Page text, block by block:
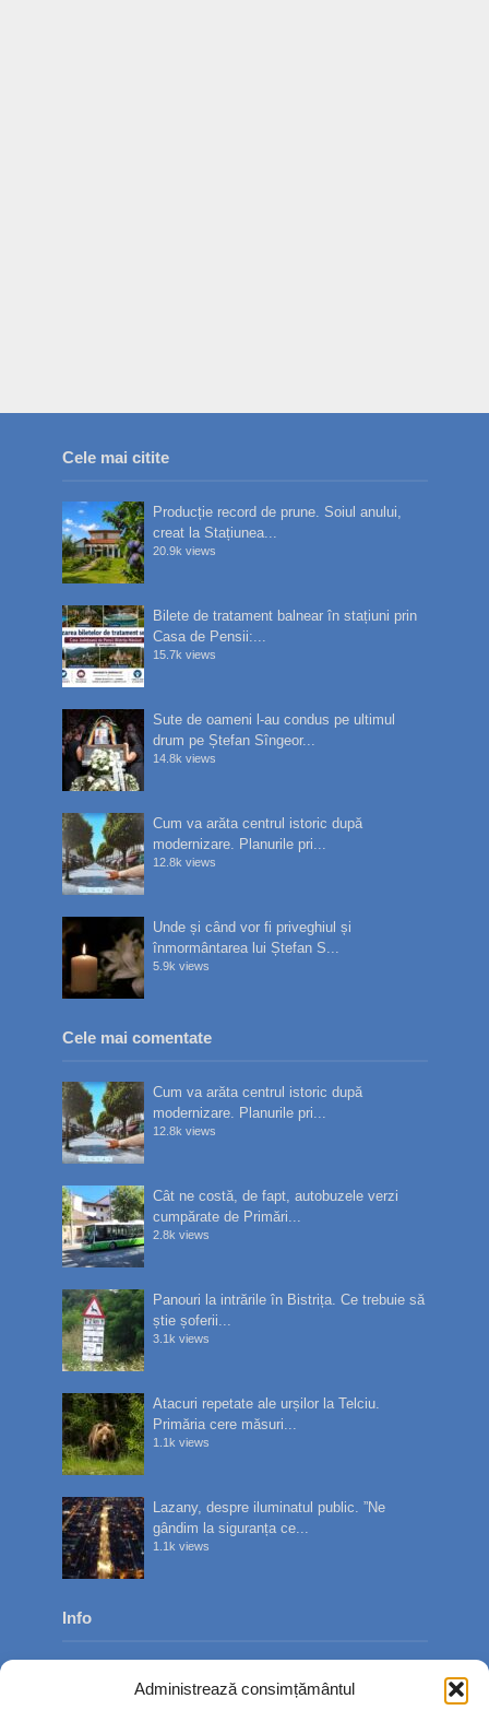
Administrează consimțământul
Cele mai citite
Producție record de prune. Soiul anului,
creat la Stațiunea...
20.9k views
Bilete de tratament balnear în stațiuni prin
Casa de Pensii:...
15.7k views
Sute de oameni l-au condus pe ultimul
drum pe Ștefan Sîngeor...
14.8k views
Cum va arăta centrul istoric după
modernizare. Planurile pri...
12.8k views
Unde și când vor fi priveghiul și
înmormântarea lui Ștefan S...
5.9k views
Cele mai comentate
Cum va arăta centrul istoric după
modernizare. Planurile pri...
12.8k views
Cât ne costă, de fapt, autobuzele verzi
cumpărate de Primări...
2.8k views
Panouri la intrările în Bistrița. Ce trebuie să
știe șoferii...
3.1k views
Atacuri repetate ale urșilor la Telciu.
Primăria cere măsuri...
1.1k views
Lazany, despre iluminatul public. ”Ne
gândim la siguranța ce...
1.1k views
Info